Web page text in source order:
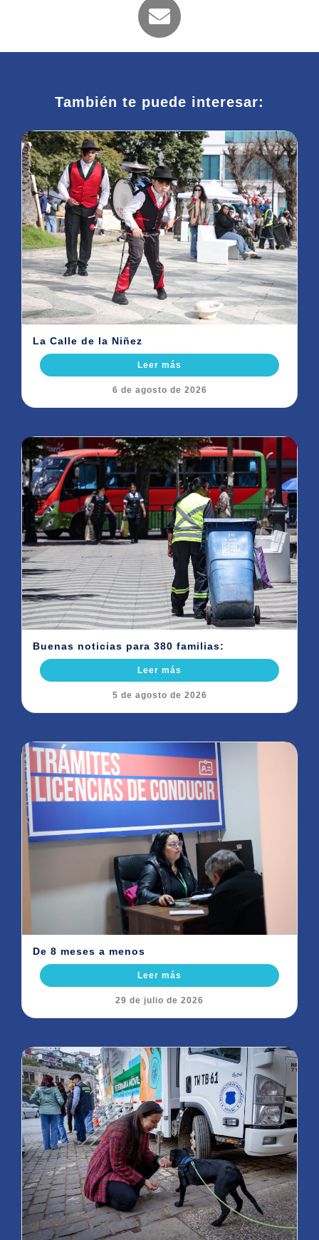
También te puede interesar:
La Calle de la Niñez
Leer más
6 de agosto de 2026
Buenas noticias para 380 familias:
Leer más
5 de agosto de 2026
De 8 meses a menos
Leer más
29 de julio de 2026